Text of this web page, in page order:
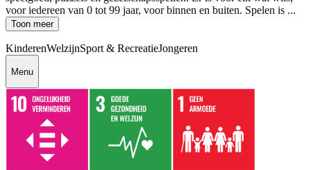
voor iedereen van 0 tot 99 jaar, voor binnen en buiten. Spelen is ...
Toon meer
KinderenWelzijnSport & RecreatieJongeren
Menu